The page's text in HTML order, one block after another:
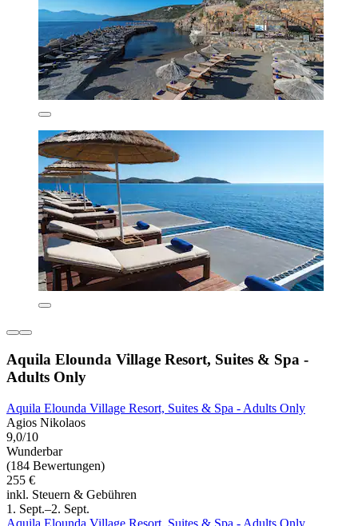
Aquila Elounda Village Resort, Suites & Spa -
Adults Only
Aquila Elounda Village Resort, Suites & Spa - Adults Only
Agios Nikolaos
9,0/10
Wunderbar
(184 Bewertungen)
255 €
inkl. Steuern & Gebühren
1. Sept.–2. Sept.
Aquila Elounda Village Resort, Suites & Spa - Adults Only